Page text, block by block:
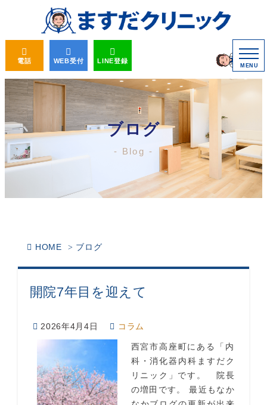
電話 WEB受付 LINE登録
MENU
ブログ
Blog
HOME ブログ
開院7年目を迎えて
2026年4月4日 コラム
西宮市高座町にある「内
科・消化器内科ますだク
リニック」です。 院長
の増田です。 最近もなか